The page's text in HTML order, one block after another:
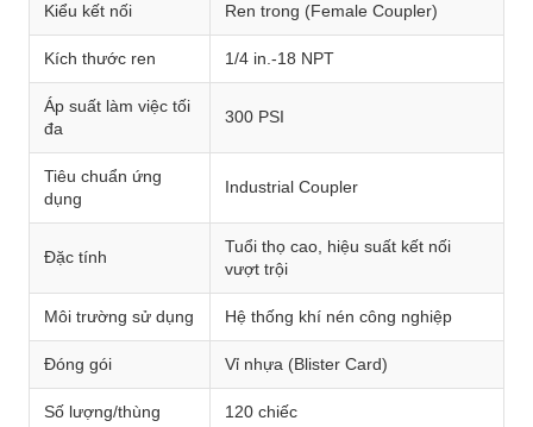
Kiểu kết nối Ren trong (Female Coupler)
Kích thước ren 1/4 in.-18 NPT
Áp suất làm việc tối
đa
300 PSI
Tiêu chuẩn ứng
dụng
Industrial Coupler
Đặc tính
Tuổi thọ cao, hiệu suất kết nối
vượt trội
Môi trường sử dụng Hệ thống khí nén công nghiệp
Đóng gói Vỉ nhựa (Blister Card)
Số lượng/thùng 120 chiếc